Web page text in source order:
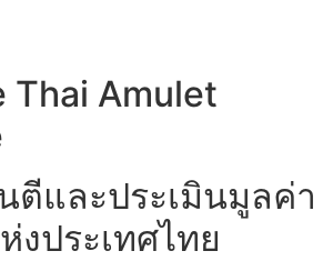
Amulet
ตีและประเมินมูลค่า
ประเทศไทย